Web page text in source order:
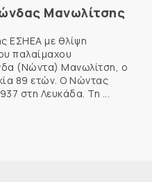
Μανωλίτσης
ΕΣΗΕΑ με θλίψη
παλαίμαχου
(Νώντα) Μανωλίτση, ο
89 ετών. Ο Νώντας
στη Λευκάδα. Τη ...